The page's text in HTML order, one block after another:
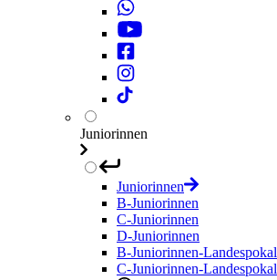
Juniorinnen
Juniorinnen
B-Juniorinnen
C-Juniorinnen
D-Juniorinnen
B-Juniorinnen-Landespokal
C-Juniorinnen-Landespokal